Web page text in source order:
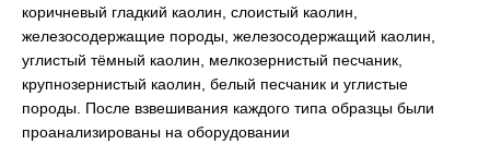
коричневый гладкий каолин, слоистый каолин,
железосодержащие породы, железосодержащий каолин,
углистый тёмный каолин, мелкозернистый песчаник,
крупнозернистый каолин, белый песчаник и углистые
породы. После взвешивания каждого типа образцы были
проанализированы на оборудовании